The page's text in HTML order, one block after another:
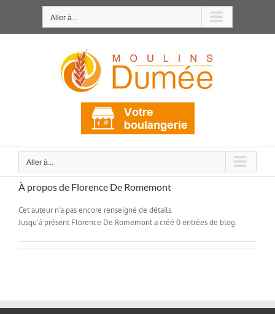
Aller à...
Aller à...
À propos de Florence De Romemont
Cet auteur n'a pas encore renseigné de détails.
Jusqu'à présent Florence De Romemont a créé 0 entrées de blog.